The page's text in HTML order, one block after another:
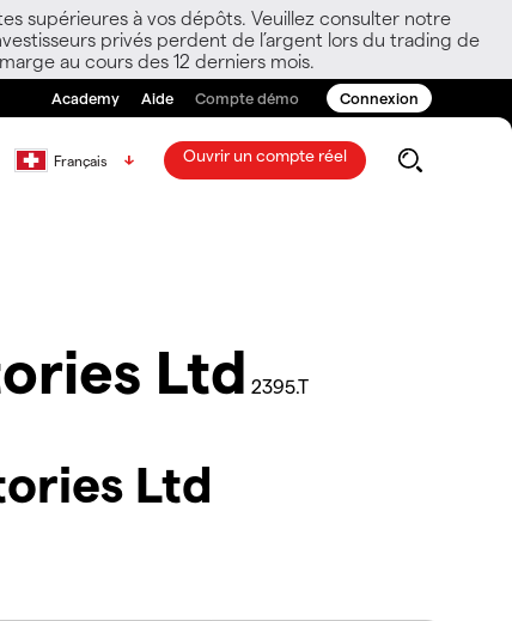
supérieures à vos dépôts. Veuillez consulter notre
privés perdent de l’argent lors du trading de
au cours des 12 derniers mois.
Academy Aide Compte démo Connexion
Français Ouvrir un compte réel
Ltd 2395.T
Ltd